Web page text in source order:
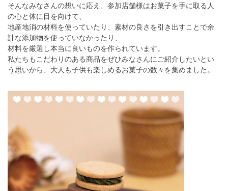
そんなみなさんの想いに応え、参加店舗様はお菓子を手に取る人
の心と体に目を向けて、
地産地消の材料を使っていたり、素材の良さを引き出すことで余
計な添加物を使っていなかったり、
材料を厳選し本当に良いものを作られています。
私たちもこだわりのある商品をぜひみなさんにご紹介したいとい
う思いから、大人も子供も楽しめるお菓子の数々を集めました。